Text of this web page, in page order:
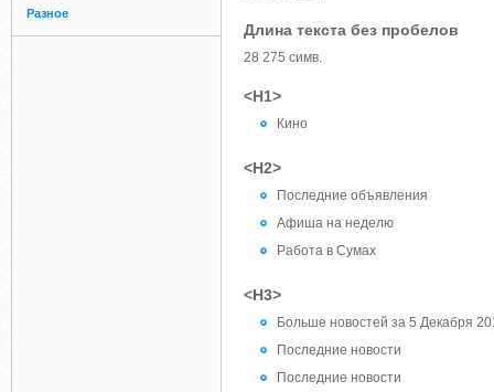
Разное
Длина текста без пробелов
28 275 симв.
<H1>
Кино
<H2>
Последние объявления
Афиша на неделю
Работа в Сумах
<H3>
Больше новостей за 5 Декабря
Последние новости
Последние новости